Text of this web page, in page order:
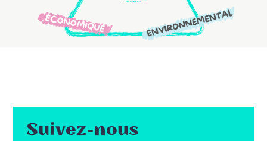
Suivez-nous